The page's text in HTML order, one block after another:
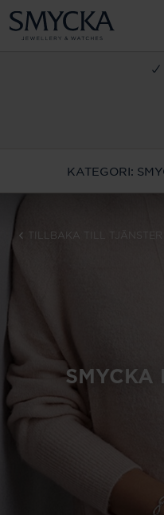
KATEGORI:
TILLBAKA TILL TJÄNSTER
SMYCKA